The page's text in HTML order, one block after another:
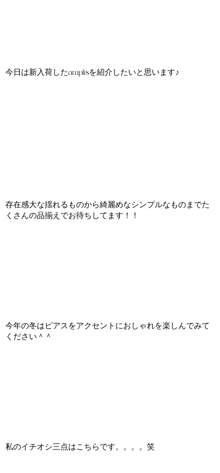
今日は新入荷したamplisを紹介したいと思います♪
存在感大な揺れるものから綺麗めなシンプルなものまでた
くさんの品揃えでお待ちしてます！！
今年の冬はピアスをアクセントにおしゃれを楽しんでみて
ください＾＾
私のイチオシ三点はこちらです。。。。笑